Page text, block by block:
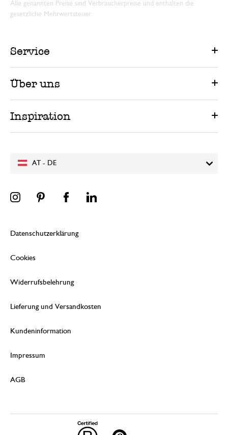
AT - DE
Alle genannten Preise sind Verbraucherpreise und enthalten die
gesetzliche Mehrwertsteuer.
Service
Über uns
Inspiration
Datenschutzerklärung
Cookies
Widerrufsbelehrung
Lieferung und Versandkosten
Kundeninformation
Impressum
AGB